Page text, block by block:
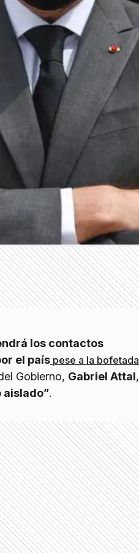
los contactos
el país pese a la bofetada
Gobierno, Gabriel Attal,
aislado”.